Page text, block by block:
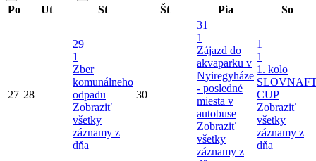
Po
Ut St Št Pia So
27 28
29
1
Zber
komunálneho
odpadu
Zobraziť
všetky
záznamy z
dňa
30
31
1
Zájazd do
akvaparku v
Nyiregyháze
- posledné
miesta v
autobuse
Zobraziť
všetky
záznamy z
1
1
1. kolo
CUP
Zobraziť
všetky
záznamy z
dňa